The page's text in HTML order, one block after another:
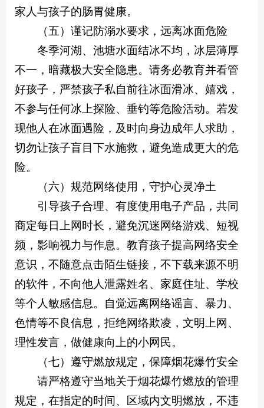
家人与孩子的肠胃健康。
（五）谨记防溺水要求，远离冰面危险
冬季河湖、池塘水面结冰不均，冰层薄厚
不一，暗藏极大安全隐患。请务必教育并看管
好孩子，严禁孩子私自前往冰面滑冰、嬉戏，
不参与任何冰上探险、垂钓等危险活动。若发
现他人在冰面遇险，及时向身边成年人求助，
切勿让孩子盲目下水施救，避免造成更大的危
险。
（六）规范网络使用，守护心灵净土
引导孩子合理、有度使用电子产品，共同
商定每日上网时长，避免沉迷网络游戏、短视
频，影响视力与作息。教育孩子提高网络安全
意识，不随意点击陌生链接，不下载来源不明
的软件，不向他人泄露姓名、家庭住址、学校
等个人敏感信息。自觉远离网络谣言、暴力、
色情等不良信息，拒绝网络欺凌，文明上网、
理性发言，做健康向上的小网民。
（七）遵守燃放规定，保障烟花爆竹安全
请严格遵守当地关于烟花爆竹燃放的管理
规定，在指定的时间、区域内文明燃放，不违